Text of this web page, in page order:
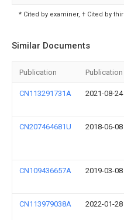
* Cited by examiner, † Cited by
Similar Documents
Publication
CN113291731A 2021-08-24
CN207464681U 2018-06-08
CN109436657A 2019-03-08
CN113979038A 2022-01-28